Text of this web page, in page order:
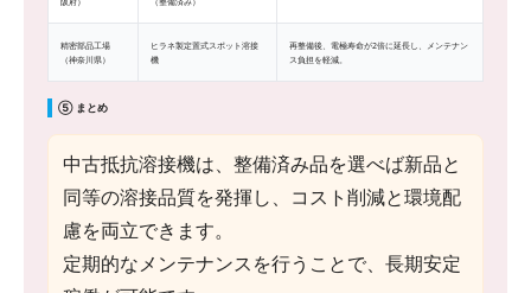
精密部品工場
（神奈川県）
ヒラネ製定置式スポット溶接
機
再整備後、電極寿命が2倍に延長し、メンテナン
ス負担を軽減。
⑤ まとめ
中古抵抗溶接機は、整備済み品を選べば新品と
同等の溶接品質を発揮し、コスト削減と環境配
慮を両立できます。
定期的なメンテナンスを行うことで、長期安定